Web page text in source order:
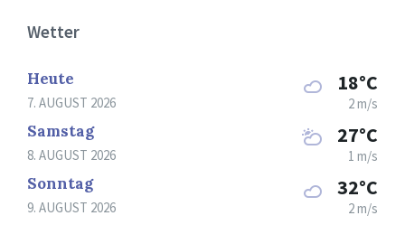
Wetter
Heute
7. AUGUST 2026
18°C
2 m/s
Samstag
8. AUGUST 2026
27°C
1 m/s
Sonntag
9. AUGUST 2026
32°C
2 m/s